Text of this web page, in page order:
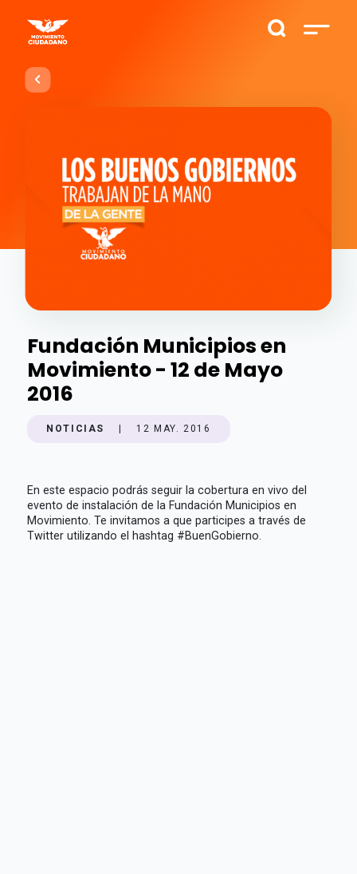
Fundación Municipios en
Movimiento - 12 de Mayo
2016
NOTICIAS 12 MAY. 2016
En este espacio podrás seguir la cobertura en vivo del
evento de instalación de la Fundación Municipios en
Movimiento. Te invitamos a que participes a través de
Twitter utilizando el hashtag #BuenGobierno.